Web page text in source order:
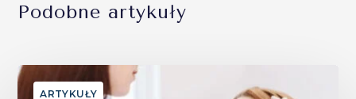
Podobne artykuły
ARTYKUŁY